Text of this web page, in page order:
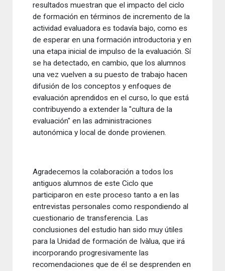
resultados muestran que el impacto del ciclo
de formación en términos de incremento de la
actividad evaluadora es todavía bajo, como es
de esperar en una formación introductoria y en
una etapa inicial de impulso de la evaluación. Sí
se ha detectado, en cambio, que los alumnos
una vez vuelven a su puesto de trabajo hacen
difusión de los conceptos y enfoques de
evaluación aprendidos en el curso, lo que está
contribuyendo a extender la "cultura de la
evaluación" en las administraciones
autonómica y local de donde provienen.
Agradecemos la colaboración a todos los
antiguos alumnos de este Ciclo que
participaron en este proceso tanto a en las
entrevistas personales como respondiendo al
cuestionario de transferencia. Las
conclusiones del estudio han sido muy útiles
para la Unidad de formación de Ivàlua, que irá
incorporando progresivamente las
recomendaciones que de él se desprenden en